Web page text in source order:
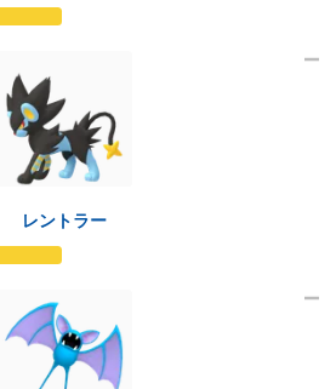
レントラー